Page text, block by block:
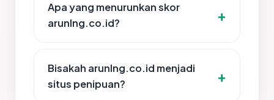
Apa yang menurunkan skor
arunlng.co.id?
Bisakah arunlng.co.id menjadi
situs penipuan?